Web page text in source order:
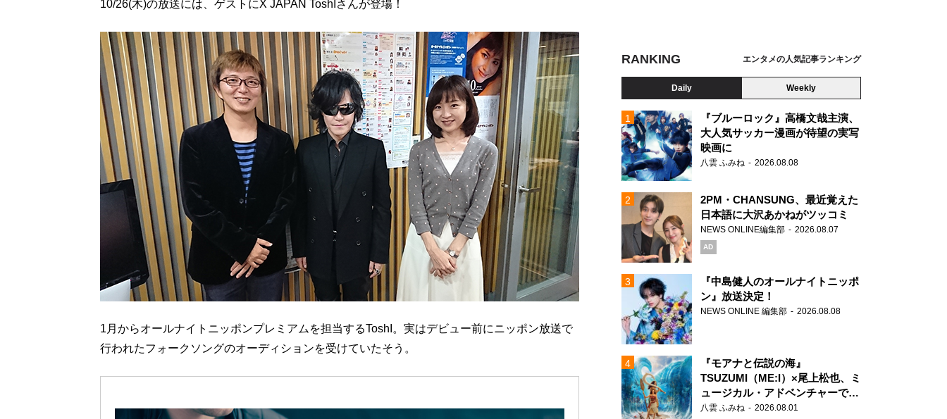
10/26(木)の放送には、ゲストにX JAPAN ToshIさんが登場！
1月からオールナイトニッポンプレミアムを担当するToshI。実はデビュー前にニッポン放送で
行われたフォークソングのオーディションを受けていたそう。
RANKING エンタメの人気記事ランキング
Daily Weekly
『ブルーロック』高橋文哉主演、
大人気サッカー漫画が待望の実写
映画に
八雲 ふみね 2026.08.08
2PM・CHANSUNG、最近覚えた
日本語に大沢あかねがツッコミ
NEWS ONLINE編集部 2026.08.07
AD
『中島健人のオールナイトニッポ
ン』放送決定！
NEWS ONLINE 編集部 2026.08.08
『モアナと伝説の海』
TSUZUMI（ME:I）×尾上松也、ミ
ュージカル・アドベンチャーで美
声を響かせる
八雲 ふみね 2026.08.01